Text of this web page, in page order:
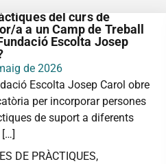
del curs de
a a un Camp de Treball
Escolta Josep
de 2026
Escolta Josep Carol obre
per incorporar persones
de suport a diferents
DE PRÀCTIQUES,